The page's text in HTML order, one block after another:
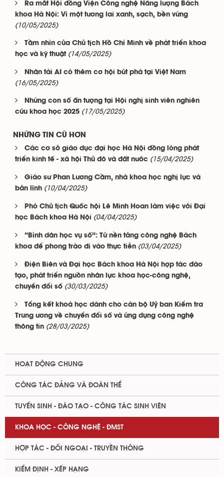
Ra mắt Hội đồng Viện Công nghệ Năng lượng Bách
khoa Hà Nội: Vì một tương lai xanh, sạch, bền vững
(10/05/2025)
Tầm nhìn của Chủ tịch Hồ Chí Minh về phát triển khoa
học và kỹ thuật (14/05/2025)
Nhân tài AI có thêm cơ hội bứt phá tại Việt Nam
(16/05/2025)
Những con số ấn tượng tại Hội nghị sinh viên nghiên
cứu khoa học 2025 (17/05/2025)
NHỮNG TIN CŨ HƠN
Các cơ sở giáo dục đại học Hà Nội đồng lòng phát
triển kinh tế - xã hội Thủ đô và đất nước (15/04/2025)
Giáo sư Phan Lương Cầm, nhà khoa học nghị lực và
bản lĩnh (10/04/2025)
Phó Chủ tịch Quốc hội Lê Minh Hoan làm việc với Đại
học Bách khoa Hà Nội (04/04/2025)
“Bình dân học vụ số”: Từ nền tảng công nghệ Bách
khoa để phong trào đi vào thực tiễn (03/04/2025)
Điện Biên và Đại học Bách khoa Hà Nội hợp tác đào
tạo, phát triển nguồn nhân lực khoa học-công nghệ,
chuyển đổi số (30/03/2025)
Tổng kết khoá học dành cho cán bộ Uỷ ban Kiểm tra
Trung ương về chuyển đổi số và ứng dụng công nghệ
thông tin (28/03/2025)
HOẠT ĐỘNG CHUNG
CÔNG TÁC ĐẢNG VÀ ĐOÀN THỂ
TUYỂN SINH - ĐÀO TẠO - CÔNG TÁC SINH VIÊN
KHOA HỌC - CÔNG NGHỆ - ĐMST
HỢP TÁC - ĐỐI NGOẠI - TRUYỀN THÔNG
KIỂM ĐỊNH - XẾP HẠNG